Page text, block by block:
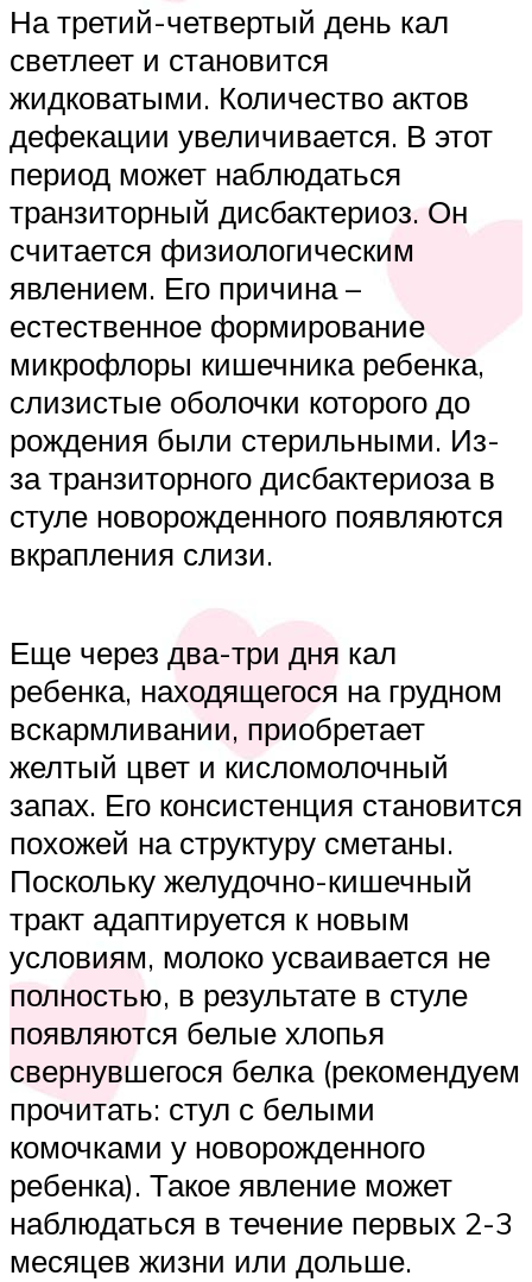
На третий-четвертый день кал
светлеет и становится
жидковатыми. Количество актов
дефекации увеличивается. В этот
период может наблюдаться
транзиторный дисбактериоз. Он
считается физиологическим
явлением. Его причина –
естественное формирование
микрофлоры кишечника ребенка,
слизистые оболочки которого до
рождения были стерильными. Из-
за транзиторного дисбактериоза в
стуле новорожденного появляются
вкрапления слизи.
Еще через два-три дня кал
ребенка, находящегося на грудном
вскармливании, приобретает
желтый цвет и кисломолочный
запах. Его консистенция становится
похожей на структуру сметаны.
Поскольку желудочно-кишечный
тракт адаптируется к новым
условиям, молоко усваивается не
полностью, в результате в стуле
появляются белые хлопья
свернувшегося белка (рекомендуем
прочитать: стул с белыми
комочками у новорожденного
ребенка). Такое явление может
наблюдаться в течение первых 2-3
месяцев жизни или дольше.